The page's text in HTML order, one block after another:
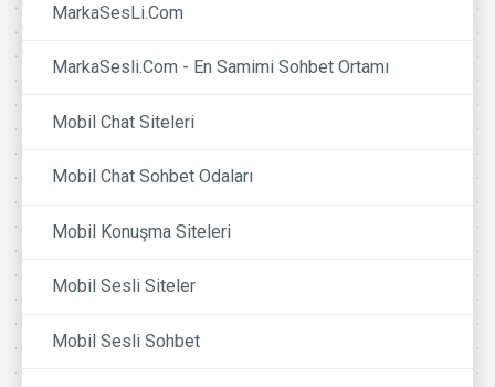
MarkaSesLi.Com
MarkaSesli.Com - En Samimi Sohbet Ortamı
Mobil Chat Siteleri
Mobil Chat Sohbet Odaları
Mobil Konuşma Siteleri
Mobil Sesli Siteler
Mobil Sesli Sohbet